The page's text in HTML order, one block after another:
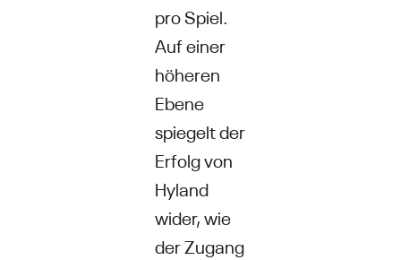
pro Spiel.
Auf einer
höheren
Ebene
spiegelt der
Erfolg von
Hyland
wider, wie
der Zugang